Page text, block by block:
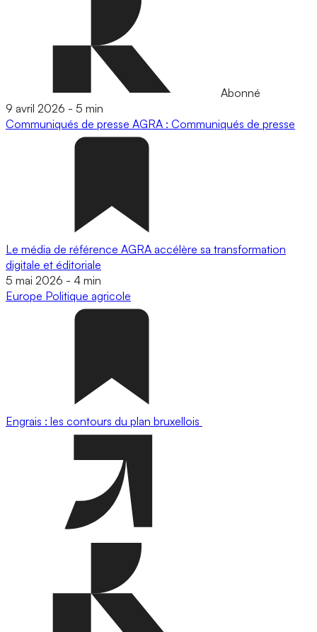
Abonné
9 avril 2026 - 5 min
Communiqués de presse AGRA : Communiqués de presse
Le média de référence AGRA accélère sa transformation
digitale et éditoriale
5 mai 2026 - 4 min
Europe Politique agricole
Engrais : les contours du plan bruxellois